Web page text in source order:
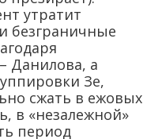
утратит
безграничные
Данилова, а
Зе,
сжать в ежовых
в «незалежной»
период